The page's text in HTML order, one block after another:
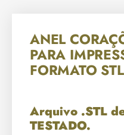
ANEL
PARA
FORMATO STL
Arquivo .STL
TESTADO.